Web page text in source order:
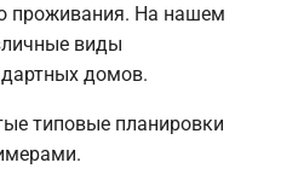
проживания. На нашем
виды
домов.
типовые планировки